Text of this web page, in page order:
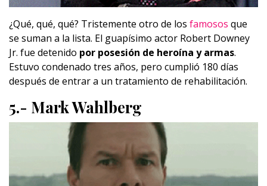
¿Qué, qué, qué? Tristemente otro de los famosos que
se suman a la lista. El guapísimo actor Robert Downey
Jr. fue detenido por posesión de heroína y armas.
Estuvo condenado tres años, pero cumplió 180 días
después de entrar a un tratamiento de rehabilitación.
5.- Mark Wahlberg